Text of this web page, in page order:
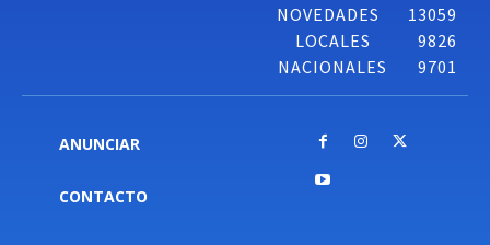
NOVEDADES
13059
LOCALES
9826
NACIONALES
9701
ANUNCIAR
CONTACTO